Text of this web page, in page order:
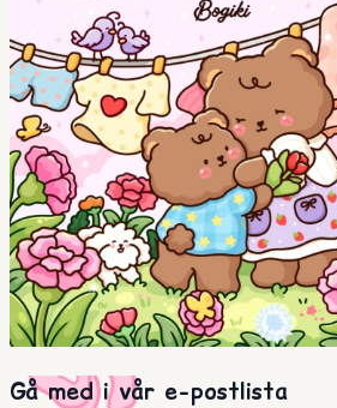
Gå med i vår e-postlista